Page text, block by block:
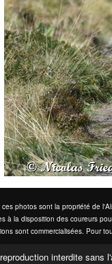
photos sont la propriété de
à la disposition des coureurs
sont commercialisées. Pour
interdite sans